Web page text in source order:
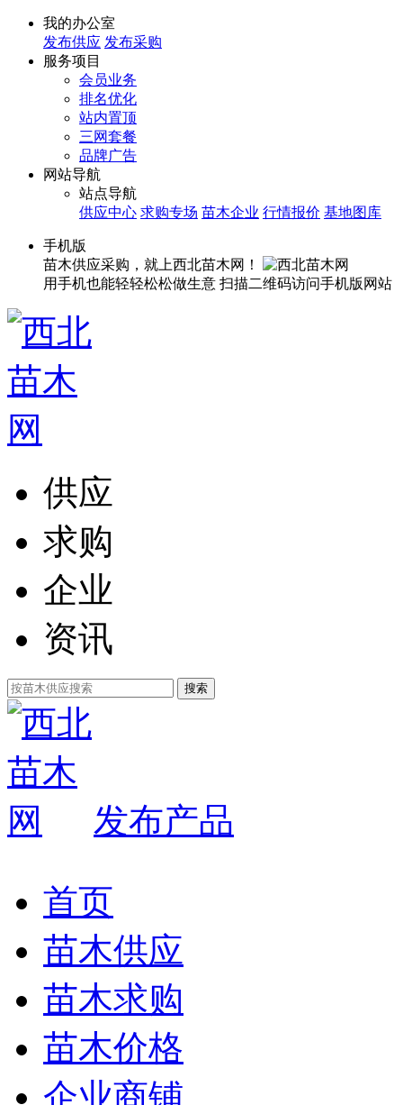
我的办公室
发布供应 发布采购
服务项目
会员业务
排名优化
站内置顶
三网套餐
品牌广告
网站导航
站点导航
供应中心 求购专场 苗木企业 行情报价 基地图库
手机版
苗木供应采购，就上西北苗木网！
用手机也能轻轻松松做生意 扫描二维码访问手机版网站
供应
求购
企业
资讯
发布产品
首页
苗木供应
苗木求购
苗木价格
企业商铺